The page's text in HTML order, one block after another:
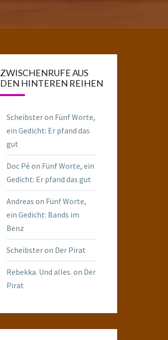
ZWISCHENRUFE AUS
DEN HINTEREN REIHEN
Scheibsteron Fünf Worte,
ein Gedicht: Er pfand das
gut
Doc Pé on Fünf Worte, ein
Gedicht: Er pfand das gut
Andreas on Fünf Worte,
ein Gedicht: Bands im
Benz
Scheibsteron Der Pirat
Rebekka. Und alles. on Der
Pirat